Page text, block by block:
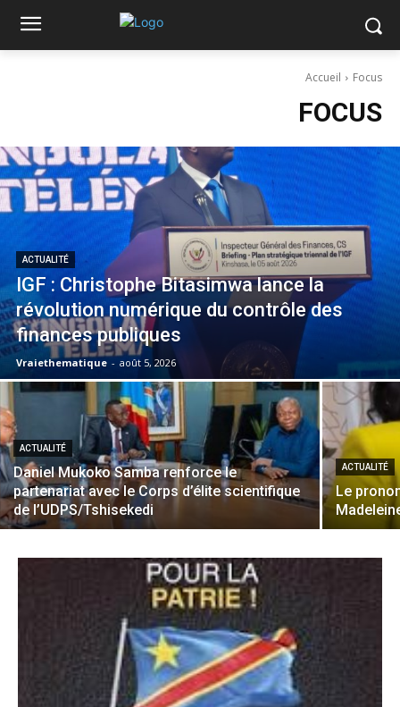
Accueil Focus
FOCUS
ACTUALITÉ
IGF : Christophe Bitasimwa lance la
révolution numérique du contrôle des
finances publiques
Vraiethematique - août 5, 2026
ACTUALITÉ
Daniel Mukoko Samba renforce le
partenariat avec le Corps d’élite scientifique
de l’UDPS/Tshisekedi
ACTUALITÉ
Le